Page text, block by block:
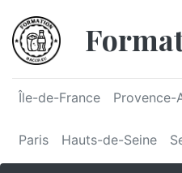
Île-de-France Provence-
Paris Hauts-de-Seine